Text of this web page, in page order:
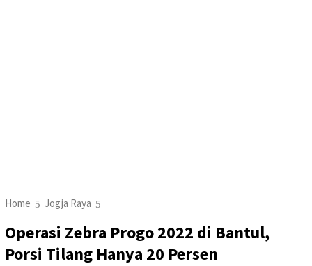
Home Jogja Raya
Operasi Zebra Progo 2022 di Bantul,
Porsi Tilang Hanya 20 Persen